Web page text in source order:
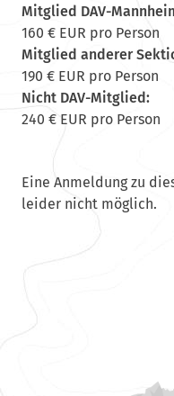
Mitglied DAV-
160 € EUR pro Person
Mitglied anderer
190 € EUR pro Person
Nicht DAV-Mitglied:
240 € EUR pro Person
Eine Anmeldung zu
leider nicht möglich.